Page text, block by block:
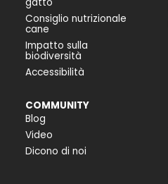
Consiglio nutrizionale
cane
Impatto sulla
biodiversità
Accessibilità
COMMUNITY
Blog
Video
Dicono di noi